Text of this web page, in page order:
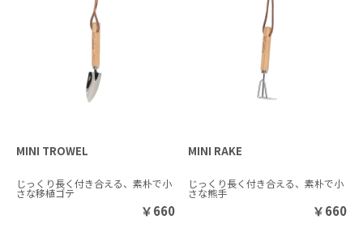
MINI TROWEL
じっくり長く付き合える、素朴で小
さな移植ゴテ
￥660
MINI RAKE
じっくり長く付き合える、素朴で小
さな熊手
￥660